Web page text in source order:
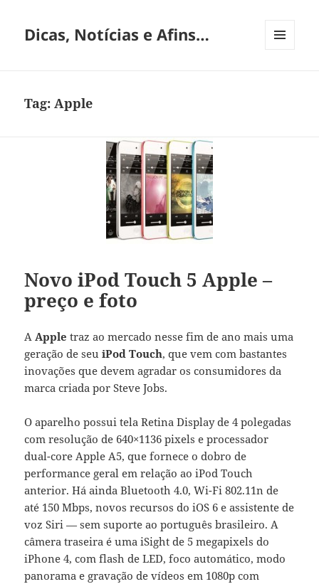
Dicas, Notícias e Afins…
Tag:Apple
Novo iPod Touch 5 Apple –
preço e foto
A Apple traz ao mercado nesse fim de ano mais uma
geração de seuiPod Touch, que vem com bastantes
inovações que devem agradar os consumidores da
marca criada por Steve Jobs.
O aparelho possui tela Retina Display de 4 polegadas
com resolução de 640×1136 pixels e processador
dual-core Apple A5, que fornece o dobro de
performance geral em relação ao iPod Touch
anterior. Há ainda Bluetooth 4.0, Wi-Fi 802.11n de
até 150 Mbps, novos recursos do iOS 6 e assistente de
voz Siri — sem suporte ao português brasileiro. A
câmera traseira é uma iSight de 5 megapixels do
iPhone 4, com flash de LED, foco automático, modo
panorama e gravação de vídeos em 1080p com